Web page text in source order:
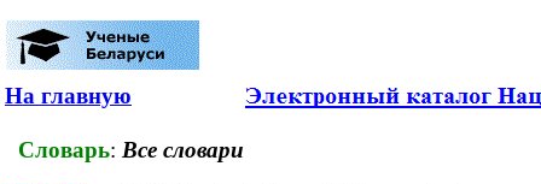
На главную
Словарь: Все словари